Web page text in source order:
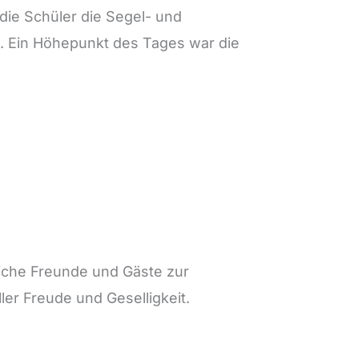
Schüler die Segel- und
Höhepunkt des Tages war die
Freunde und Gäste zur
Freude und Geselligkeit.